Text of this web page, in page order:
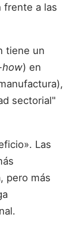
frente a las
tiene un
) en
sectorial"
Las
pero más